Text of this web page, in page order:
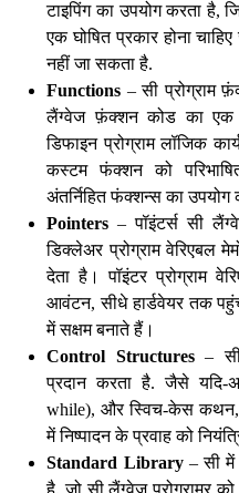
टाइपिंग का उपयोग करता है,
एक घोषित प्रकार होना
नहीं जा सकता है.
Functions – सी प्रोग्राम
लैंग्वेज फ़ंक्शन कोड का एक
डिफाइन प्रोग्राम लॉजिक
कस्टम फंक्शन को
अंतर्निहित फंक्शन्स का
Pointers – पॉइंटर्स सी
डिक्लेअर प्रोग्राम वेरिएबल
देता है। पॉइंटर प्रोग्राम
आवंटन, सीधे हार्डवेयर तक
में सक्षम बनाते हैं।
Control Structures– सी
प्रदान करता है. जैसे
while), और स्विच-केस कथन,
में निष्पादन के प्रवाह को
Standard Library– सी में
है. जो सी लैंग्वेज प्रोग्रामर